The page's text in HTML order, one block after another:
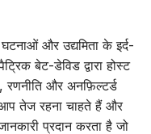
घटनाओं और उद्यमिता के इर्द-
बेट-डेविड द्वारा होस्ट
रणनीति और अनफ़िल्टर्ड
आप तेज रहना चाहते हैं और
प्रदान करता है जो